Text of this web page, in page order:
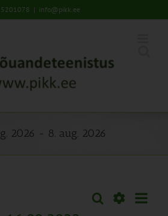
5201078 | info@pikk.ee
2026 - 8. aug. 2026
Sündmused
Otsi